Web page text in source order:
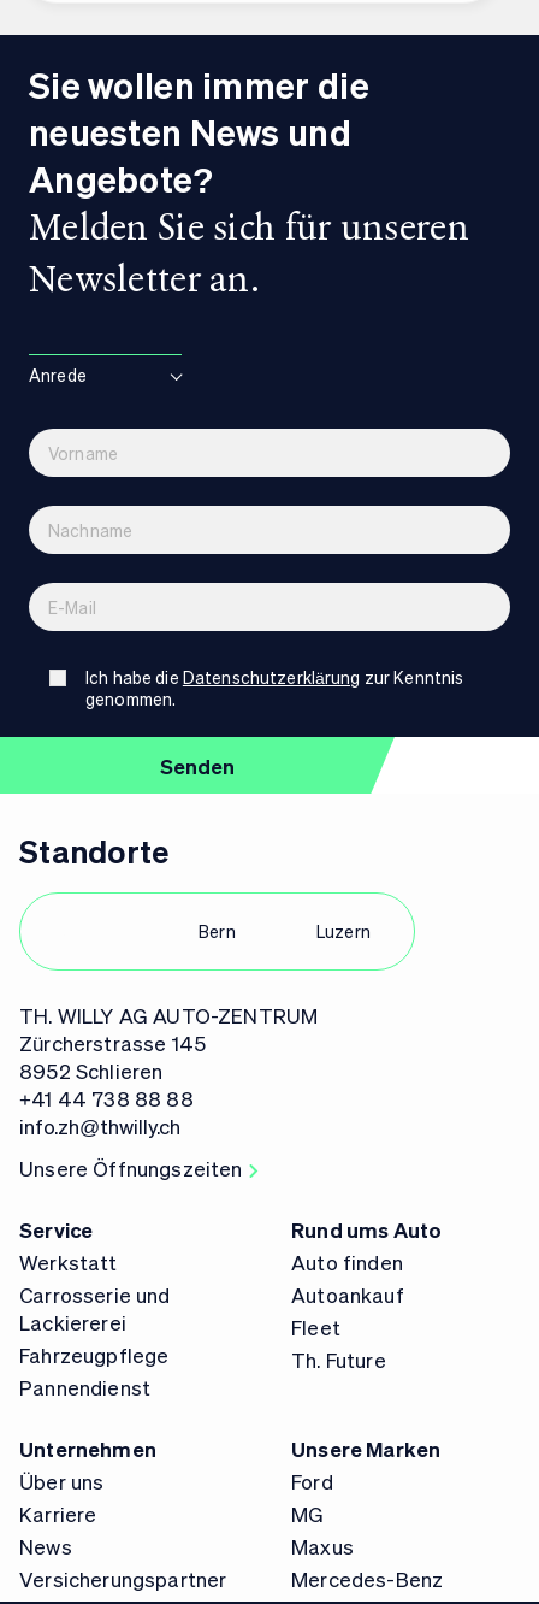
Sie wollen immer die
neuesten News und
Angebote?
Melden Sie sich für unseren
Newsletter an.
Anrede
Ich habe die Datenschutzerklärung zur Kenntnis
genommen.
Standorte
Bern Luzern
TH. WILLY AG AUTO-ZENTRUM
Zürcherstrasse 145
8952 Schlieren
+41 44 738 88 88
info.zh@thwilly.ch
Unsere Öffnungszeiten
Service
Werkstatt
Carrosserie und
Lackiererei
Fahrzeugpflege
Pannendienst
Rund ums Auto
Auto finden
Autoankauf
Fleet
Th. Future
Unternehmen
Über uns
Karriere
News
Versicherungspartner
Unsere Marken
Ford
MG
Maxus
Mercedes-Benz